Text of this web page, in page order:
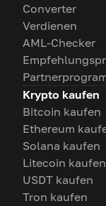
Converter
Verdienen
AML-Checker
Krypto kaufen
Bitcoin kaufen
Ethereum
Solana kaufen
Litecoin kaufen
USDT kaufen
Tron kaufen